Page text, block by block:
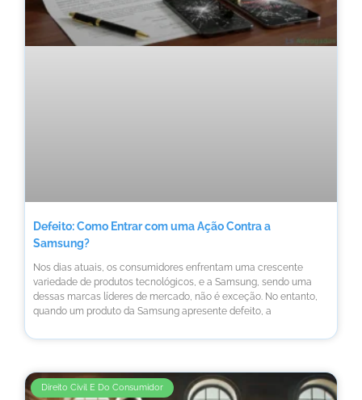
Defeito: Como Entrar com uma Ação Contra a
Samsung?
Nos dias atuais, os consumidores enfrentam uma crescente
variedade de produtos tecnológicos, e a Samsung, sendo uma
dessas marcas líderes de mercado, não é exceção. No entanto,
quando um produto da Samsung apresente defeito, a
Direito Civil E Do Consumidor